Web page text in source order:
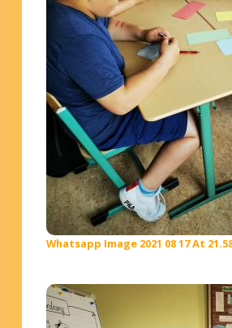
Whatsapp Image 2021 08 17 At